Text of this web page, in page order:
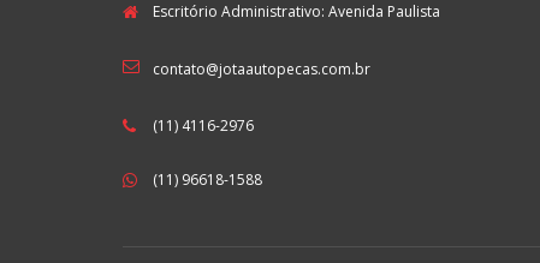
Escritório Administrativo: Avenida Paulista
contato@jotaautopecas.com.br
(11) 4116-2976
(11) 96618-1588